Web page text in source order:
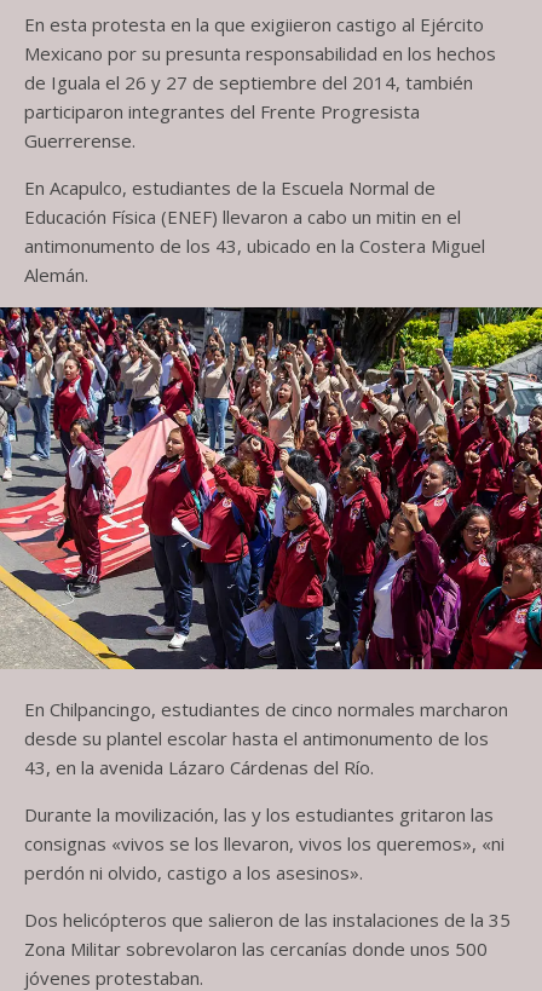
En esta protesta en la que exigiieron castigo al Ejército
Mexicano por su presunta responsabilidad en los hechos
de Iguala el 26 y 27 de septiembre del 2014, también
participaron integrantes del Frente Progresista
Guerrerense.
En Acapulco, estudiantes de la Escuela Normal de
Educación Física (ENEF) llevaron a cabo un mitin en el
antimonumento de los 43, ubicado en la Costera Miguel
Alemán.
En Chilpancingo, estudiantes de cinco normales marcharon
desde su plantel escolar hasta el antimonumento de los
43, en la avenida Lázaro Cárdenas del Río.
Durante la movilización, las y los estudiantes gritaron las
consignas «vivos se los llevaron, vivos los queremos», «ni
perdón ni olvido, castigo a los asesinos».
Dos helicópteros que salieron de las instalaciones de la 35
Zona Militar sobrevolaron las cercanías donde unos 500
jóvenes protestaban.